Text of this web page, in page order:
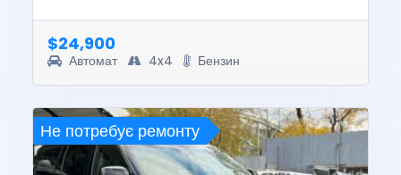
has approximately 291...
$24,900
Автомат 4x4 Бензин
Не потребує ремонту